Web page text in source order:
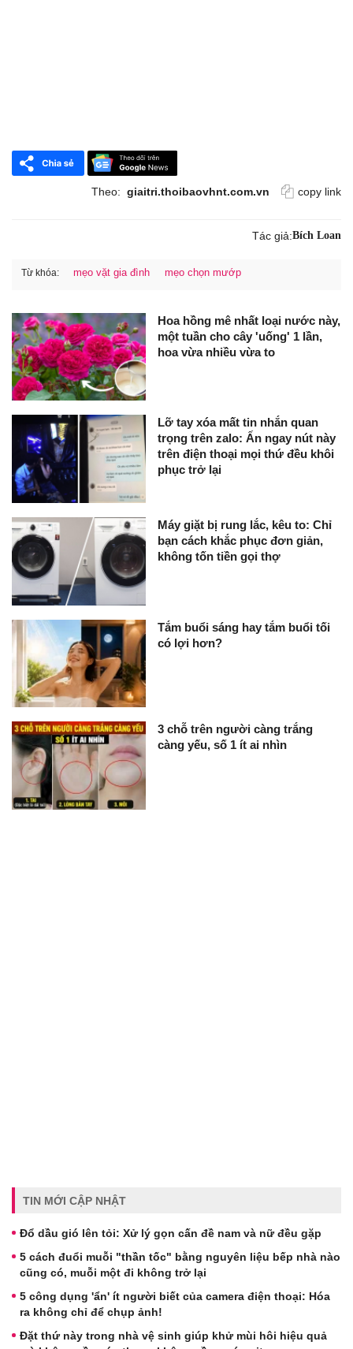
Theo: giaitri.thoibaovhnt.com.vn copy link
Tác giả:Bích Loan
Từ khóa: mẹo vặt gia đình mẹo chọn mướp
Hoa hồng mê nhất loại nước này,
một tuần cho cây 'uống' 1 lần,
hoa vừa nhiều vừa to
Lỡ tay xóa mất tin nhắn quan
trọng trên zalo: Ấn ngay nút này
trên điện thoại mọi thứ đều khôi
phục trở lại
Máy giặt bị rung lắc, kêu to: Chỉ
bạn cách khắc phục đơn giản,
không tốn tiền gọi thợ
Tắm buổi sáng hay tắm buổi tối
có lợi hơn?
3 chỗ trên người càng trắng
càng yếu, số 1 ít ai nhìn
TIN MỚI CẬP NHẬT
Đổ dầu gió lên tỏi: Xử lý gọn cấn đề nam và nữ đều gặp
5 cách đuổi muỗi "thần tốc" bằng nguyên liệu bếp nhà nào
cũng có, muỗi một đi không trở lại
5 công dụng 'ẩn' ít người biết của camera điện thoại: Hóa
ra không chỉ để chụp ảnh!
Đặt thứ này trong nhà vệ sinh giúp khử mùi hôi hiệu quả